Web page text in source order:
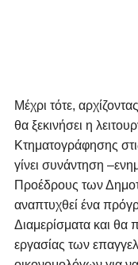
Μέχρι τότε,
θα ξεκινήσει η
Κτηματογράφησης
γίνει συνάντηση
Προέδρους των
αναπτυχθεί ένα
Διαμερίσματα και θα
εργασίας των